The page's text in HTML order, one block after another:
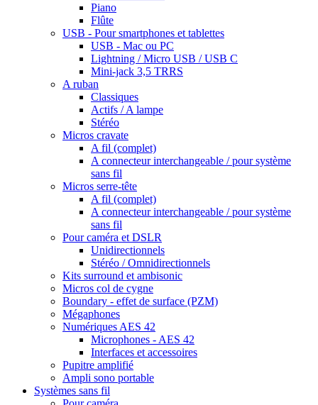
Piano
Flûte
USB - Pour smartphones et tablettes
USB - Mac ou PC
Lightning / Micro USB / USB C
Mini-jack 3,5 TRRS
A ruban
Classiques
Actifs / A lampe
Stéréo
Micros cravate
A fil (complet)
A connecteur interchangeable / pour système
sans fil
Micros serre-tête
A fil (complet)
A connecteur interchangeable / pour système
sans fil
Pour caméra et DSLR
Unidirectionnels
Stéréo / Omnidirectionnels
Kits surround et ambisonic
Micros col de cygne
Boundary - effet de surface (PZM)
Mégaphones
Numériques AES 42
Microphones - AES 42
Interfaces et accessoires
Pupitre amplifié
Ampli sono portable
Systèmes sans fil